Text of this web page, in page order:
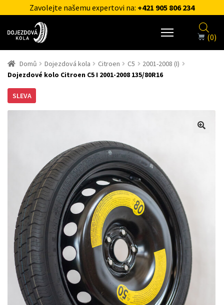
Zavolejte našemu expertovi na: +421 905 806 234
(0)
Domů Dojezdová kola Citroen C5
2001-2008 (I)
Dojezdové kolo Citroen C5 I 2001-2008 135/80R16
SLEVA